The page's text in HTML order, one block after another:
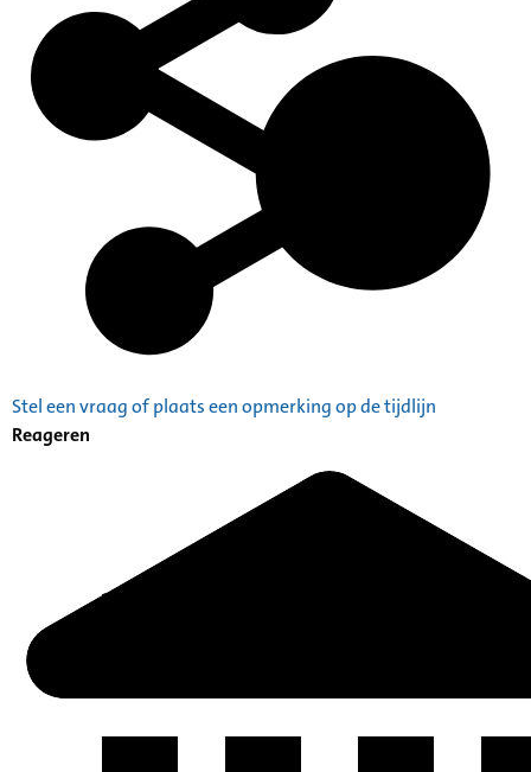
Stel een vraag of plaats een opmerking op de tijdlijn
Reageren